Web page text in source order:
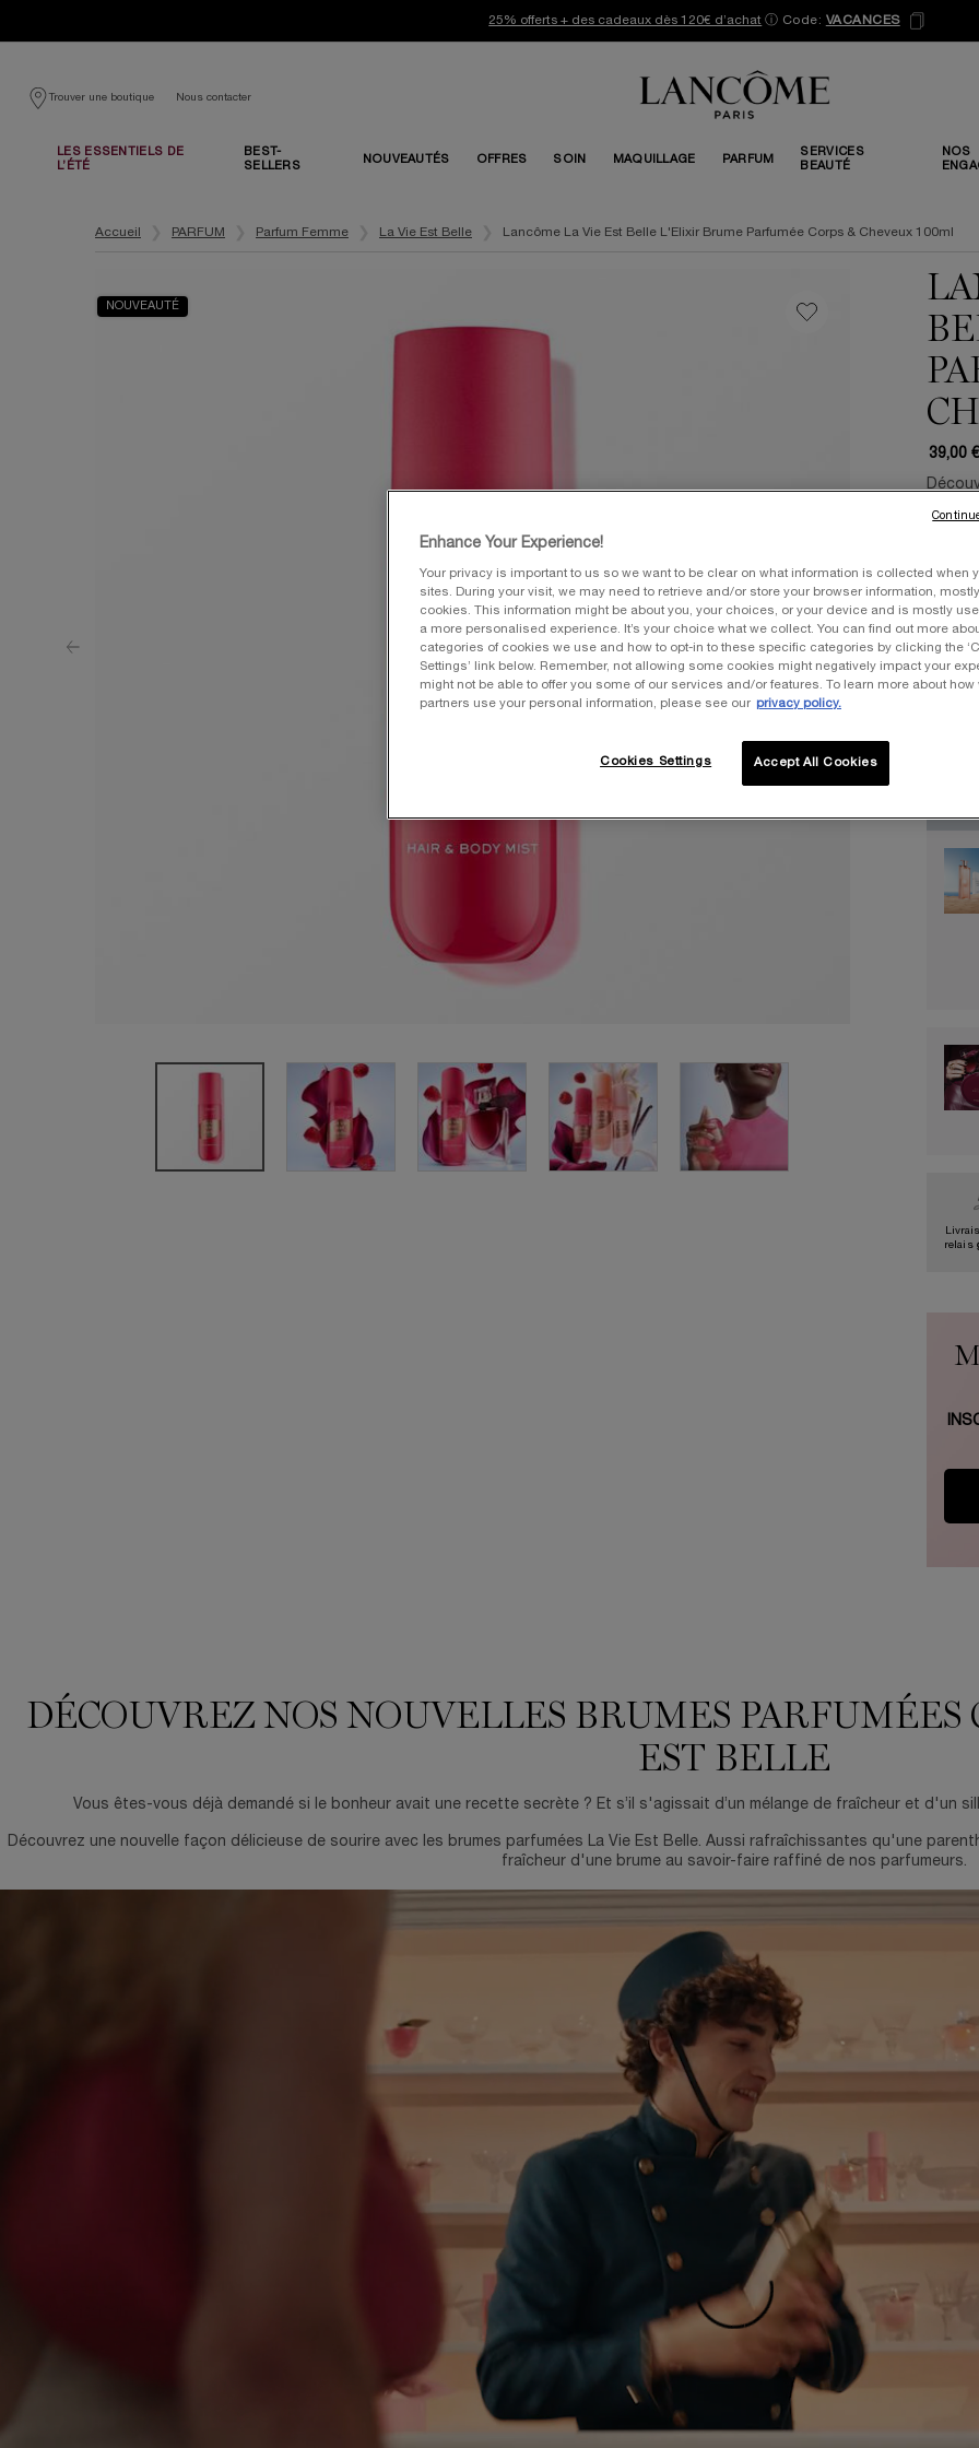
25% offerts + des cadeaux dès 120€ d’achat ⓘ Code: VACANCES
Trouver une boutique
Nous contacter
LES ESSENTIELS DE
L’ÉTÉ
BEST-
SELLERS
NOUVEAUTÉS OFFRES SOIN MAQUILLAGE PARFUM
SERVICES
BEAUTÉ
NOS
Accueil PARFUM Parfum Femme La Vie Est Belle Lancôme La Vie Est Belle L'Elixir Brume Parfumée Corps & Cheveux 100ml
39,00 €
pour
NOUVEAUTÉ
Une
relais
01286-LAC
DÉCOUVREZ NOS NOUVELLES BRUMES
EST BELLE
Vous êtes-vous déjà demandé si le bonheur avait une recette secrète ? Et s’il s'agissait d’un mélange de fraîcheur et d'un
Découvrez une nouvelle façon délicieuse de sourire avec les brumes parfumées La Vie Est Belle. Aussi rafraîchissantes qu'une
fraîcheur d'une brume au savoir-faire raffiné de nos parfumeurs.
Enhance Your Experience!
Your privacy is important to us so we want to be clear on what information is collected when
sites. During your visit, we may need to retrieve and/or store your browser information,
cookies. This information might be about you, your choices, or your device and is mostly
a more personalised experience. It’s your choice what we collect. You can find out more
categories of cookies we use and how to opt-in to these specific categories by clicking the
Settings’ link below. Remember, not allowing some cookies might negatively impact your
might not be able to offer you some of our services and/or features. To learn more about how
partners use your personal information, please see our privacy policy.
Cookies Settings Accept All Cookies